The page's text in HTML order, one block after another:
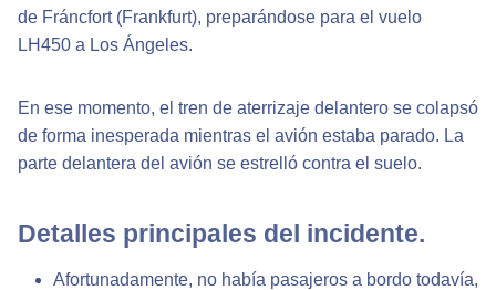
de Fráncfort (Frankfurt), preparándose para el vuelo
LH450 a Los Ángeles.
En ese momento, el tren de aterrizaje delantero se colapsó
de forma inesperada mientras el avión estaba parado. La
parte delantera del avión se estrelló contra el suelo.
Detalles principales del incidente.
Afortunadamente, no había pasajeros a bordo todavía,